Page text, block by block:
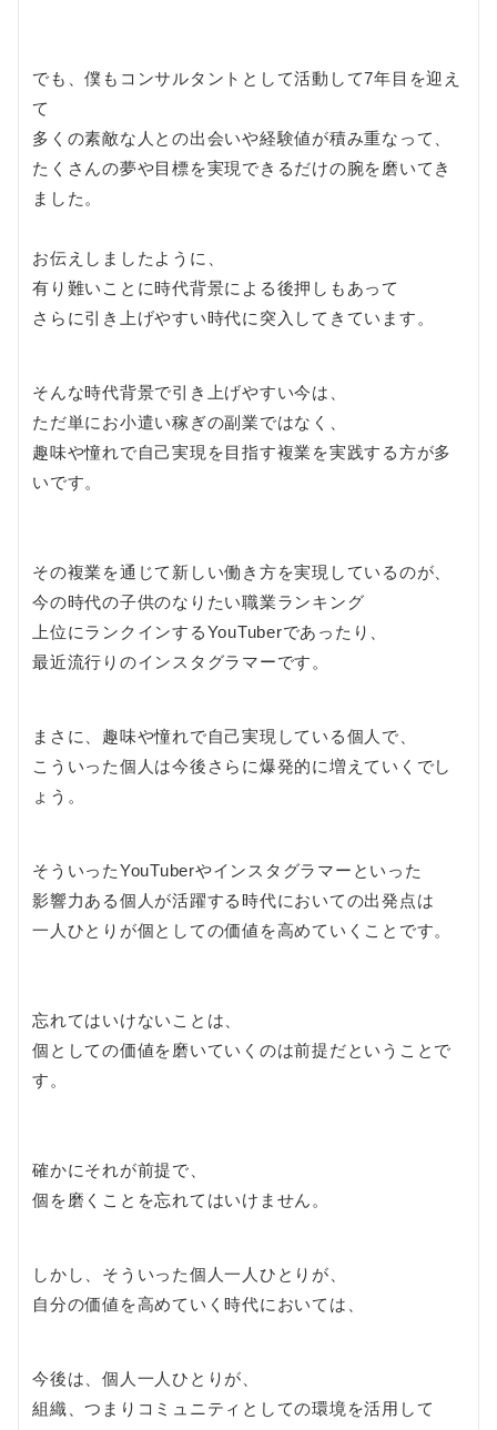
でも、僕もコンサルタントとして活動して7年目を迎え
て
多くの素敵な人との出会いや経験値が積み重なって、
たくさんの夢や目標を実現できるだけの腕を磨いてき
ました。
お伝えしましたように、
有り難いことに時代背景による後押しもあって
さらに引き上げやすい時代に突入してきています。
そんな時代背景で引き上げやすい今は、
ただ単にお小遣い稼ぎの副業ではなく、
趣味や憧れで自己実現を目指す複業を実践する方が多
いです。
その複業を通じて新しい働き方を実現しているのが、
今の時代の子供のなりたい職業ランキング
上位にランクインするYouTuberであったり、
最近流行りのインスタグラマーです。
まさに、趣味や憧れで自己実現している個人で、
こういった個人は今後さらに爆発的に増えていくでし
ょう。
そういったYouTuberやインスタグラマーといった
影響力ある個人が活躍する時代においての出発点は
一人ひとりが個としての価値を高めていくことです。
忘れてはいけないことは、
個としての価値を磨いていくのは前提だということで
す。
確かにそれが前提で、
個を磨くことを忘れてはいけません。
しかし、そういった個人一人ひとりが、
自分の価値を高めていく時代においては、
今後は、個人一人ひとりが、
組織、つまりコミュニティとしての環境を活用して